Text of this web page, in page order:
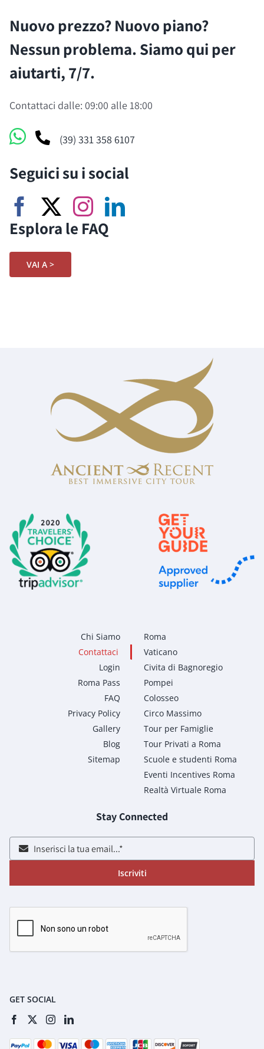
Nuovo prezzo? Nuovo piano?
Nessun problema. Siamo qui per
aiutarti, 7/7.
Contattaci dalle: 09:00 alle 18:00
(39) 331 358 6107
Seguici su i social
Esplora le FAQ
VAI A >
Chi Siamo
Contattaci
Login
Roma Pass
FAQ
Privacy Policy
Gallery
Blog
Sitemap
Roma
Vaticano
Civita di Bagnoregio
Pompei
Colosseo
Circo Massimo
Tour per Famiglie
Tour Privati a Roma
Scuole e studenti Roma
Eventi Incentives Roma
Realtà Virtuale Roma
Stay Connected
Iscriviti
GET SOCIAL